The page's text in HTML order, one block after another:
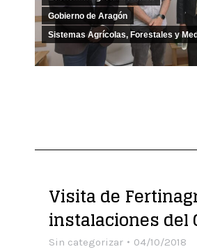
Gobierno de Aragón
Sistemas Agrícolas, Forestales y
Visita de
instalaciones del
Sin categorizar 04/10/2018